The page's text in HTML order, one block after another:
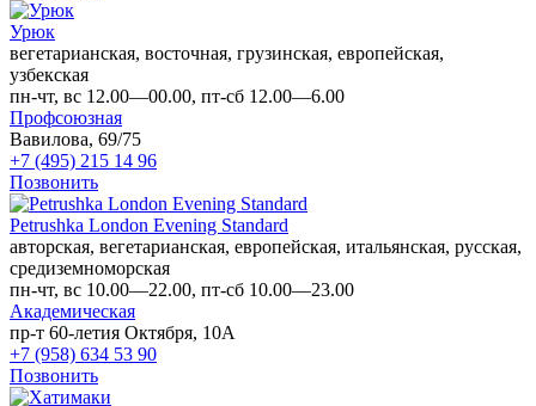
Урюк
вегетарианская, восточная, грузинская, европейская,
узбекская
пн-чт, вс 12.00—00.00, пт-сб 12.00—6.00
Профсоюзная
Вавилова, 69/75
+7 (495) 215 14 96
Позвонить
Petrushka London Evening Standard
авторская, вегетарианская, европейская, итальянская, русская,
средиземноморская
пн-чт, вс 10.00—22.00, пт-сб 10.00—23.00
Академическая
пр-т 60-летия Октября, 10А
+7 (958) 634 53 90
Позвонить